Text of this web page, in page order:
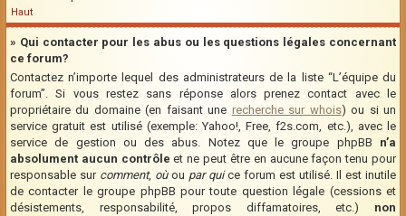
Haut
» Qui contacter pour les abus ou les questions légales concernant
ce forum?
Contactez n’importe lequel des administrateurs de la liste “L’équipe du
forum”. Si vous restez sans réponse alors prenez contact avec le
propriétaire du domaine (en faisant une recherche sur whois) ou si un
service gratuit est utilisé (exemple: Yahoo!, Free, f2s.com, etc.), avec le
service de gestion ou des abus. Notez que le groupe phpBB n’a
absolument aucun contrôle et ne peut être en aucune façon tenu pour
responsable sur comment, oùou par quice forum est utilisé. Il est inutile
de contacter le groupe phpBB pour toute question légale (cessions et
désistements, responsabilité, propos diffamatoires, etc.) non